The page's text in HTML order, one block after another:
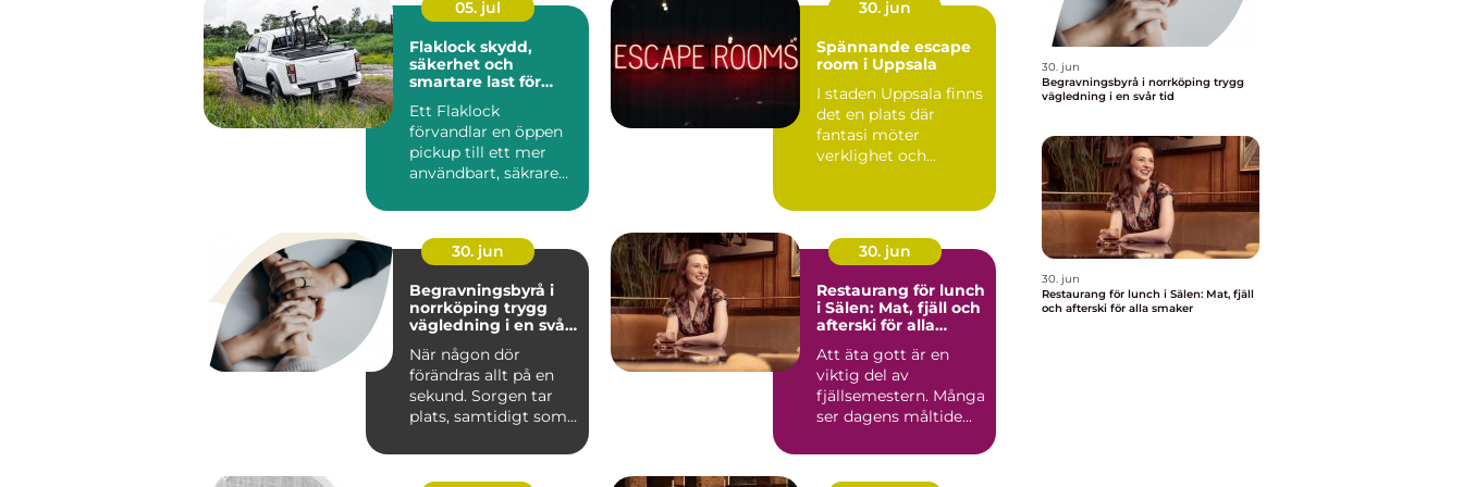
05. jul
Flaklock skydd,
säkerhet och
smartare last för
Ett Flaklock
förvandlar en öppen
pickup till ett mer
användbart, säkrare
lastutrymme. Gen...
30. jun
Spännande escape
room i Uppsala
I staden Uppsala finns
det en plats där
fantasi möter
verklighet och
30. jun
Begravningsbyrå i
norrköping trygg
vägledning i en svår
När någon dör
förändras allt på en
sekund. Sorgen tar
plats, samtidigt som
kräver s...
30. jun
Restaurang för lunch
i Sälen: Mat, fjäll och
afterski för alla
Att äta gott är en
viktig del av
fjällsemestern. Många
ser dagens måltide...
30. jun
Begravningsbyrå i norrköping trygg
vägledning i en svår tid
30. jun
Restaurang för lunch i Sälen: Mat, fjäll
och afterski för alla smaker